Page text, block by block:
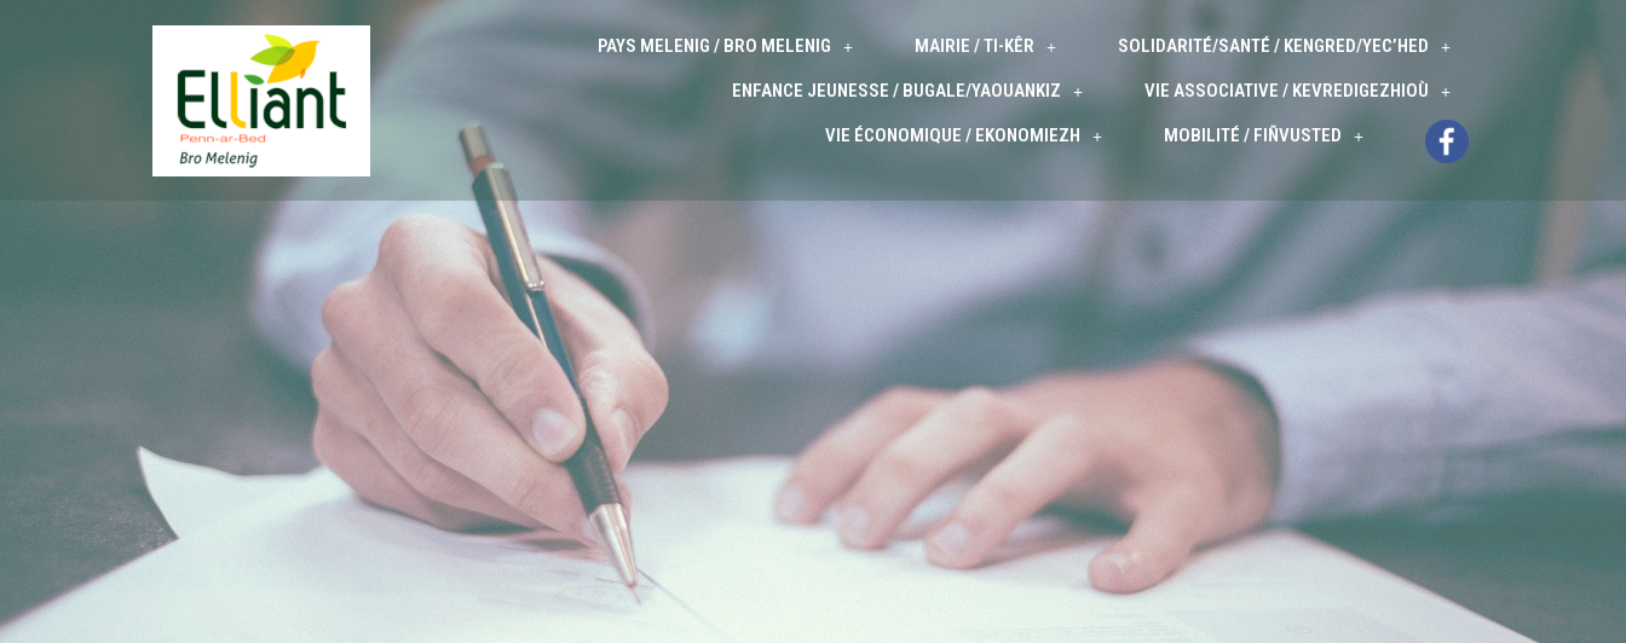
PAYS MELENIG / BRO MELENIG MAIRIE / TI-KÊR SOLIDARITÉ/SANTÉ / KENGRED/YEC’HED
ENFANCE JEUNESSE / BUGALE/YAOUANKIZ VIE ASSOCIATIVE / KEVREDIGEZHIOÙ
VIE ÉCONOMIQUE / EKONOMIEZH MOBILITÉ / FIÑVUSTED